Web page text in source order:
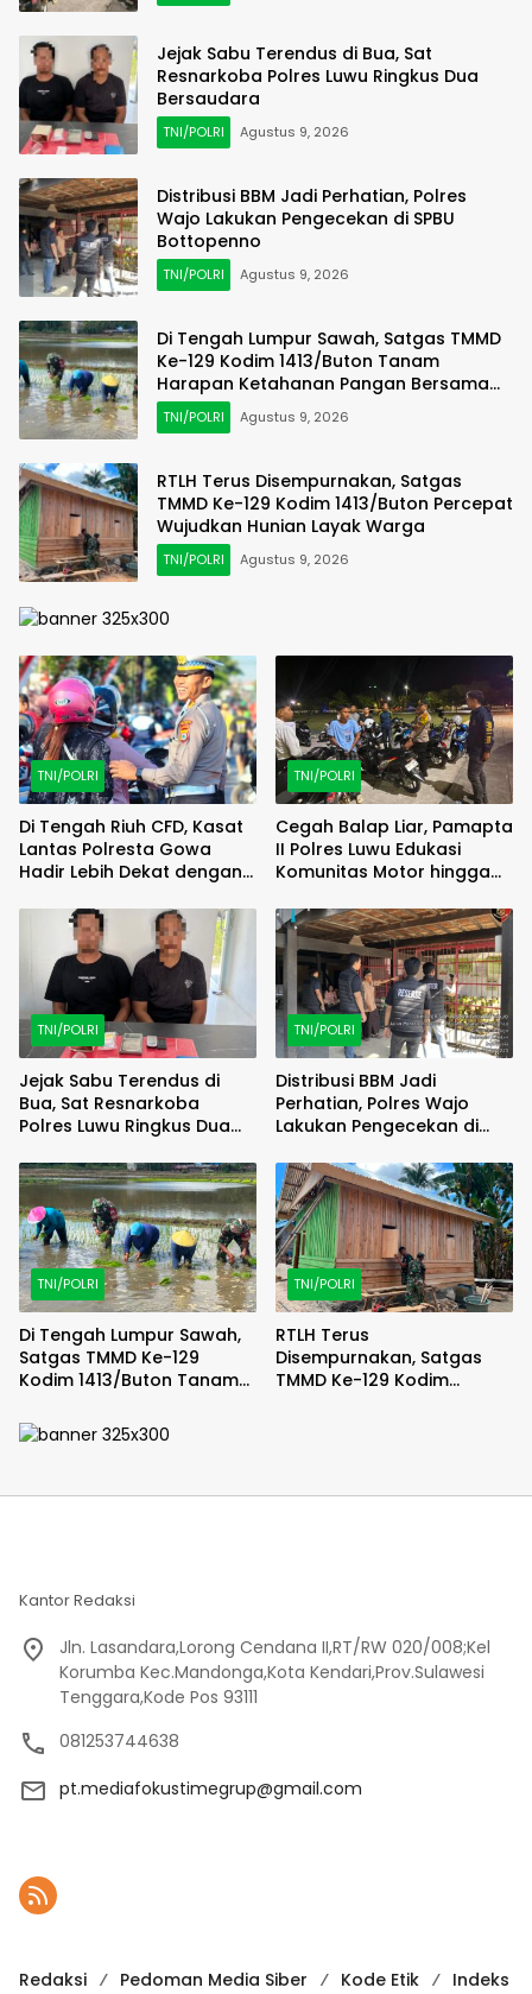
Jejak Sabu Terendus di Bua, Sat
Resnarkoba Polres Luwu Ringkus Dua
Bersaudara
TNI/POLRI Agustus 9, 2026
Distribusi BBM Jadi Perhatian, Polres
Wajo Lakukan Pengecekan di SPBU
Bottopenno
TNI/POLRI Agustus 9, 2026
Di Tengah Lumpur Sawah, Satgas TMMD
Ke-129 Kodim 1413/Buton Tanam
Harapan Ketahanan Pangan Bersama
Warga
TNI/POLRI Agustus 9, 2026
RTLH Terus Disempurnakan, Satgas
TMMD Ke-129 Kodim 1413/Buton Percepat
Wujudkan Hunian Layak Warga
TNI/POLRI Agustus 9, 2026
TNI/POLRI
Di Tengah Riuh CFD, Kasat
Lantas Polresta Gowa
Hadir Lebih Dekat dengan
TNI/POLRI
Cegah Balap Liar, Pamapta
II Polres Luwu Edukasi
Komunitas Motor hingga
TNI/POLRI
Jejak Sabu Terendus di
Bua, Sat Resnarkoba
Polres Luwu Ringkus Dua
TNI/POLRI
Distribusi BBM Jadi
Perhatian, Polres Wajo
Lakukan Pengecekan di
TNI/POLRI
Di Tengah Lumpur Sawah,
Satgas TMMD Ke-129
Kodim 1413/Buton Tanam
Pangan Bersama Warga
TNI/POLRI
RTLH Terus
Disempurnakan, Satgas
TMMD Ke-129 Kodim
Kantor Redaksi
Jln. Lasandara,Lorong Cendana II,RT/RW 020/008;Kel
Korumba Kec.Mandonga,Kota Kendari,Prov.Sulawesi
Tenggara,Kode Pos 93111
081253744638
pt.mediafokustimegrup@gmail.com
Redaksi Pedoman Media Siber Kode Etik Indeks